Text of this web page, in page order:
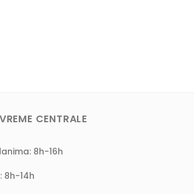
CENTRALE
8h-16h
8h-14h